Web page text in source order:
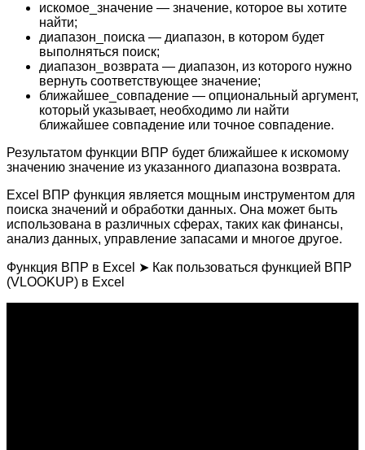
искомое_значение — значение, которое вы хотите
найти;
диапазон_поиска — диапазон, в котором будет
выполняться поиск;
диапазон_возврата — диапазон, из которого нужно
вернуть соответствующее значение;
ближайшее_совпадение — опциональный аргумент,
который указывает, необходимо ли найти
ближайшее совпадение или точное совпадение.
Результатом функции ВПР будет ближайшее к искомому
значению значение из указанного диапазона возврата.
Excel ВПР функция является мощным инструментом для
поиска значений и обработки данных. Она может быть
использована в различных сферах, таких как финансы,
анализ данных, управление запасами и многое другое.
Функция ВПР в Excel ➤ Как пользоваться функцией ВПР
(VLOOKUP) в Excel